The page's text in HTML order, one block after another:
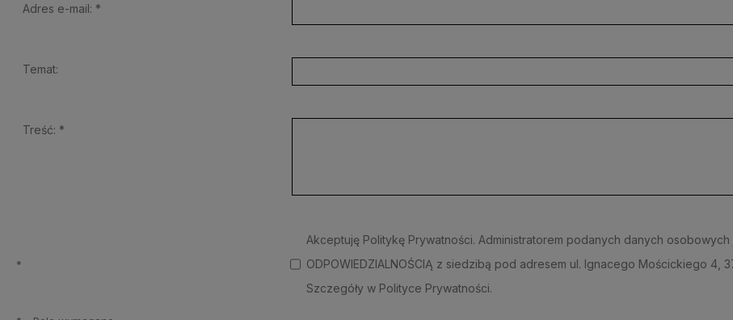
Adres e-mail: *
Temat:
Treść: *
*
Akceptuję Politykę Prywatności. Administratorem podanych danych osobowych
ODPOWIEDZIALNOŚCIĄ z siedzibą pod adresem ul. Ignacego Mościckiego
Szczegóły w Polityce Prywatności.